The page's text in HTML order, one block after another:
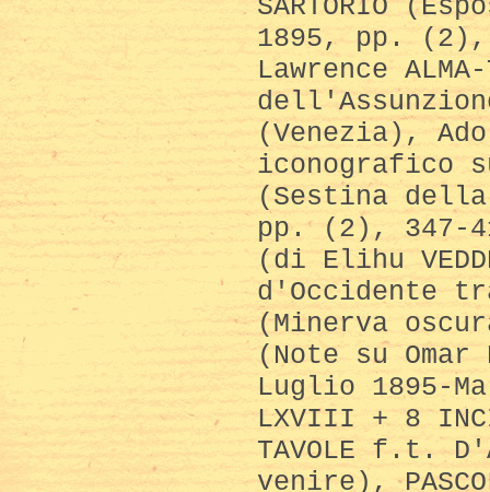
SARTORIO
1895, pp. (2),
Lawrence
(Venezia),
iconografico
(Sestina
pp. (2), 347-
(di Elihu
d'Occidente
(Minerva
(Note su
Luglio 1895-
LXVIII + 8
TAVOLE f.t.
venire),